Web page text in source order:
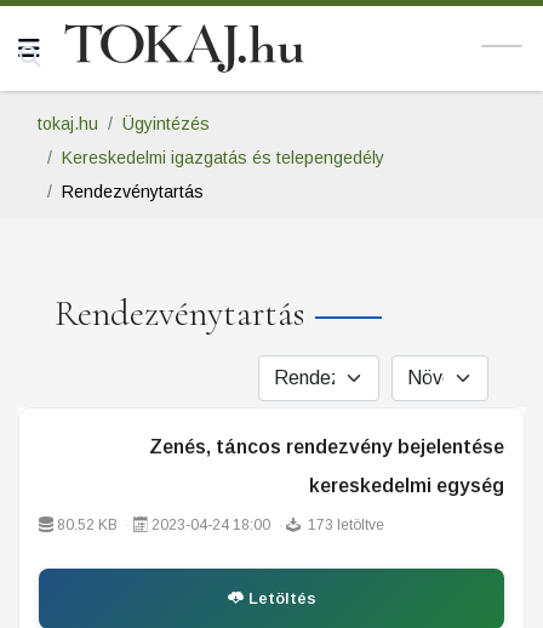
tokaj.hu
Ügyintézés
Kereskedelmi igazgatás és telepengedély
Rendezvénytartás
Rendezvénytartás
Zenés, táncos rendezvény bejelentése
kereskedelmi egység
80.52 KB 2023-04-24 18:00 173 letöltve
Letöltés